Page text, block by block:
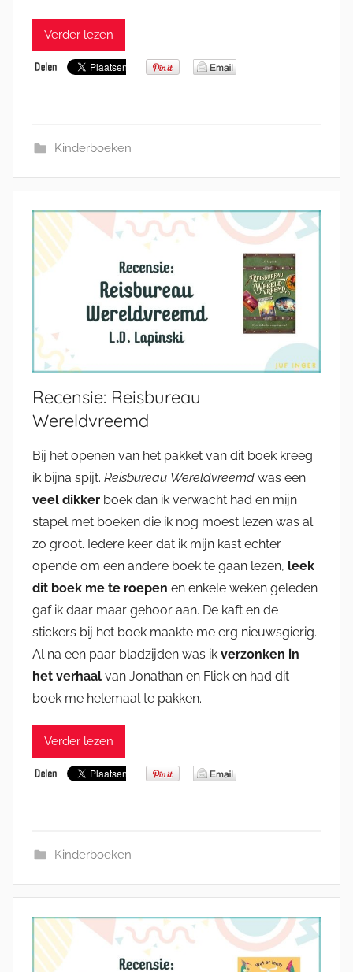
Verder lezen
Kinderboeken
Recensie: Reisbureau
Wereldvreemd
Bij het openen van het pakket van dit boek kreeg
ik bijna spijt. Reisbureau Wereldvreemd was een
veel dikker boek dan ik verwacht had en mijn
stapel met boeken die ik nog moest lezen was al
zo groot. Iedere keer dat ik mijn kast echter
opende om een andere boek te gaan lezen, leek
dit boek me te roepen en enkele weken geleden
gaf ik daar maar gehoor aan. De kaft en de
stickers bij het boek maakte me erg nieuwsgierig.
Al na een paar bladzijden was ik verzonken in
het verhaal van Jonathan en Flick en had dit
boek me helemaal te pakken.
Verder lezen
Kinderboeken